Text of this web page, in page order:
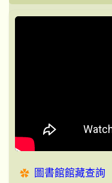
圖書館館藏查詢